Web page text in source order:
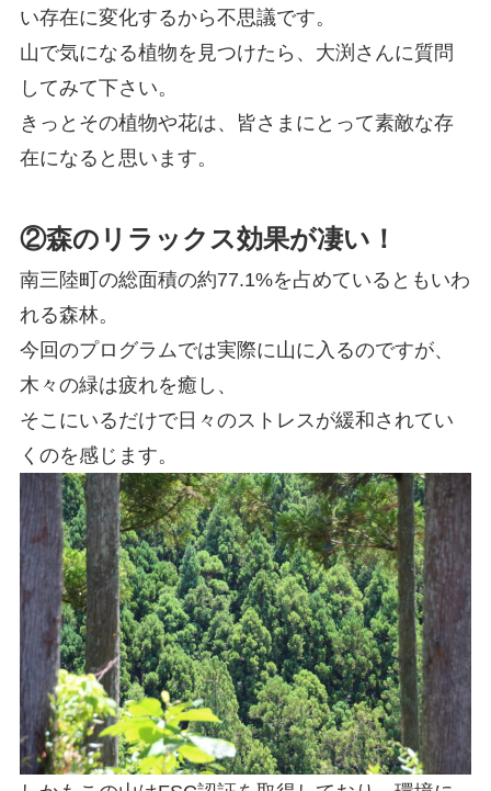
い存在に変化するから不思議です。
山で気になる植物を見つけたら、大渕さんに質問
してみて下さい。
きっとその植物や花は、皆さまにとって素敵な存
在になると思います。
②森のリラックス効果が凄い！
南三陸町の総面積の約77.1%を占めているともいわ
れる森林。
今回のプログラムでは実際に山に入るのですが、
木々の緑は疲れを癒し、
そこにいるだけで日々のストレスが緩和されてい
くのを感じます。